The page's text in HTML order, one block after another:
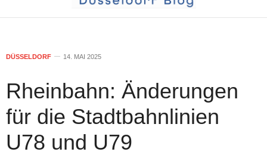
DÜSSELDORF 14. MAI 2025
Rheinbahn: Änderungen
für die Stadtbahnlinien
U78 und U79